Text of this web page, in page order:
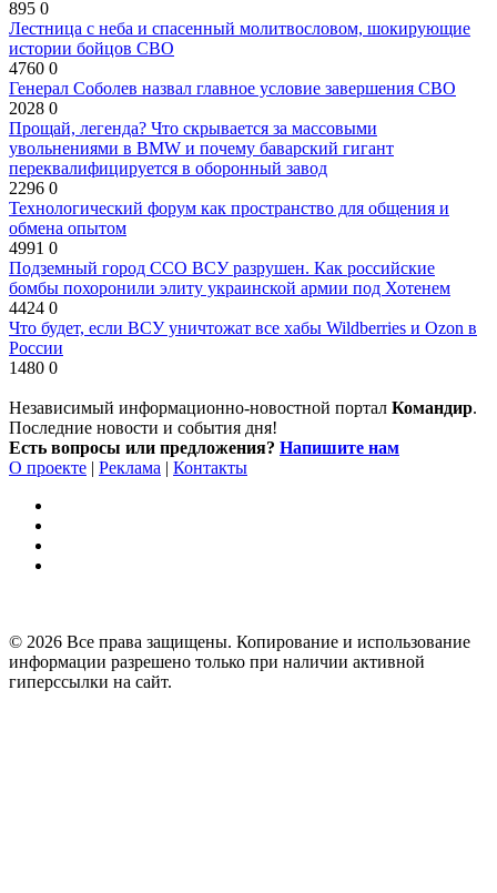
895 0
Лестница с неба и спасенный молитвословом, шокирующие
истории бойцов СВО
4760 0
Генерал Соболев назвал главное условие завершения СВО
2028 0
Прощай, легенда? Что скрывается за массовыми
увольнениями в BMW и почему баварский гигант
переквалифицируется в оборонный завод
2296 0
Технологический форум как пространство для общения и
обмена опытом
4991 0
Подземный город ССО ВСУ разрушен. Как российские
бомбы похоронили элиту украинской армии под Хотенем
4424 0
Что будет, если ВСУ уничтожат все хабы Wildberries и Ozon в
России
1480 0
Независимый информационно-новостной портал Командир.
Последние новости и события дня!
Есть вопросы или предложения? Напишите нам
О проекте | Реклама | Контакты
© 2026 Все права защищены. Копирование и использование
информации разрешено только при наличии активной
гиперссылки на сайт.